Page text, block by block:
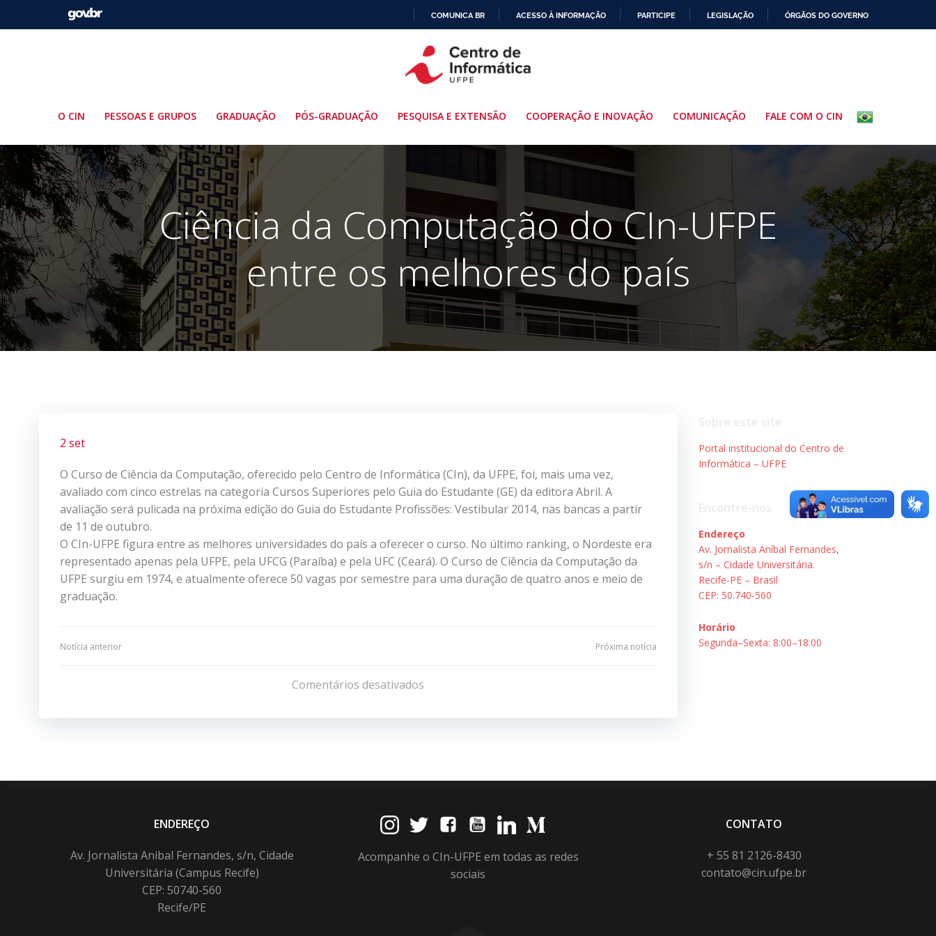
PARA
O
COMUNICA BR ACESSO À INFORMAÇÃO PARTICIPE LEGISLAÇÃO ÓRGÃOS DO GOVERNO
O CIN PESSOAS E GRUPOS GRADUAÇÃO PÓS-GRADUAÇÃO PESQUISA E EXTENSÃO COOPERAÇÃO E INOVAÇÃO COMUNICAÇÃO FALE COM O CIN
Ciência da Computação do CIn-UFPE
entre os melhores do país
2 set
O Curso de Ciência da Computação, oferecido pelo Centro de Informática (CIn), da UFPE, foi, mais uma vez,
avaliado com cinco estrelas na categoria Cursos Superiores pelo Guia do Estudante (GE) da editora Abril. A
avaliação será pulicada na próxima edição do Guia do Estudante Profissões: Vestibular 2014, nas bancas a partir
de 11 de outubro.
O CIn-UFPE figura entre as melhores universidades do país a oferecer o curso. No último ranking, o Nordeste era
representado apenas pela UFPE, pela UFCG (Paraíba) e pela UFC (Ceará). O Curso de Ciência da Computação da
UFPE surgiu em 1974, e atualmente oferece 50 vagas por semestre para uma duração de quatro anos e meio de
graduação.
Navegação
Post
Notícia anterior
de
Post
Próxima notícia
Comentários desativados
Portal institucional do Centro de
Informática – UFPE
Endereço
Av. Jornalista Aníbal Fernandes,
s/n – Cidade Universitária.
Recife-PE – Brasil
CEP: 50.740-560
Horário
Segunda–Sexta: 8:00–18:00
ENDEREÇO
Av. Jornalista Anibal Fernandes, s/n, Cidade
Universitária (Campus Recife)
CEP: 50740-560
Recife/PE
Acompanhe o CIn-UFPE em todas as redes
sociais
CONTATO
+ 55 81 2126-8430
contato@cin.ufpe.br